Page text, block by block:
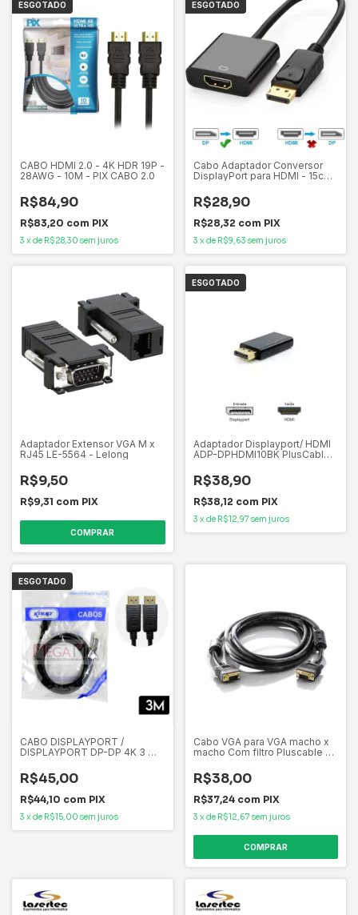
ESGOTADO
CABO HDMI 2.0 - 4K HDR 19P -
28AWG - 10M - PIX CABO 2.0
R$84,90
R$83,20 com PIX
3 x de R$28,30 sem juros
ESGOTADO
Cabo Adaptador Conversor
DisplayPort para HDMI - 15cm
Femea)
R$28,90
R$28,32 com PIX
3 x de R$9,63 sem juros
Adaptador Extensor VGA M x
RJ45 LE-5564 - Lelong
R$9,50
R$9,31 com PIX
ESGOTADO
Adaptador Displayport/ HDMI
ADP-DPHDMI10BK PlusCable
Ideal para monitores, TVs
R$38,90
R$38,12 com PIX
3 x de R$12,97 sem juros
ESGOTADO
CABO DISPLAYPORT /
DISPLAYPORT DP-DP 4K 3 MT
R$45,00
R$44,10 com PIX
3 x de R$15,00 sem juros
Cabo VGA para VGA macho x
macho Com filtro Pluscable 3
R$38,00
R$37,24 com PIX
3 x de R$12,67 sem juros